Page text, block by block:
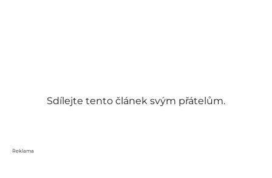
Sdílejte tento článek svým přátelům.
Reklama